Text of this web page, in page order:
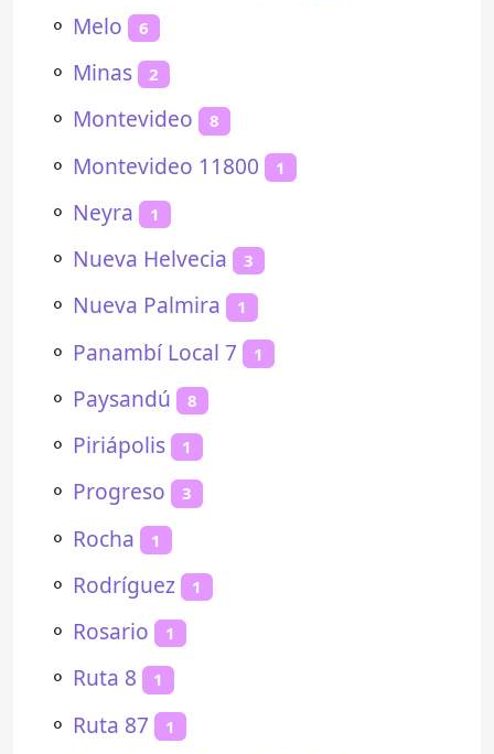
⚬ Melo 6
⚬ Minas 2
⚬ Montevideo 8
⚬ Montevideo 11800 1
⚬ Neyra 1
⚬ Nueva Helvecia 3
⚬ Nueva Palmira 1
⚬ Panambí Local 7 1
⚬ Paysandú 8
⚬ Piriápolis 1
⚬ Progreso 3
⚬ Rocha 1
⚬ Rodríguez 1
⚬ Rosario 1
⚬ Ruta 8 1
⚬ Ruta 87 1